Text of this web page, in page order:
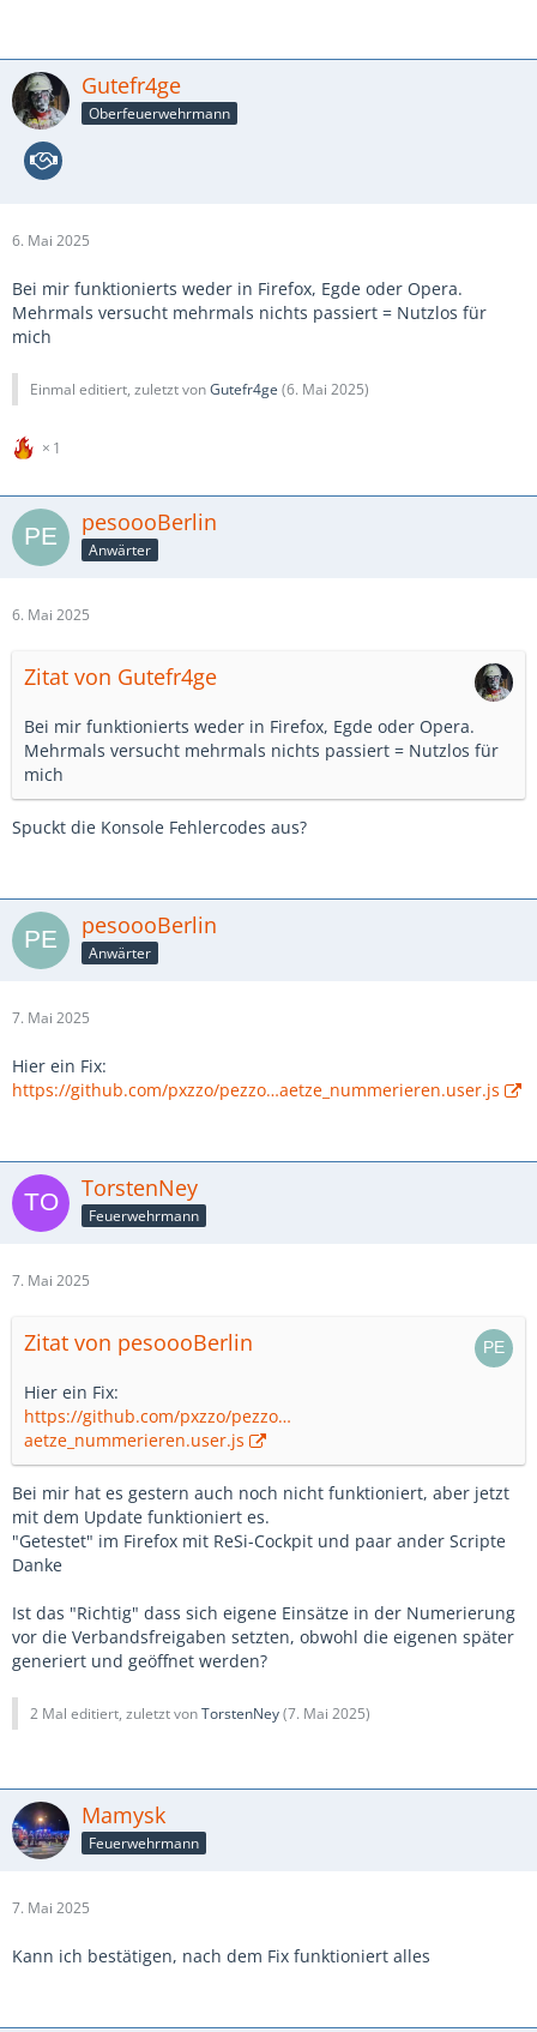
Gutefr4ge
Oberfeuerwehrmann
6. Mai 2025
Bei mir funktionierts weder in Firefox, Egde oder Opera.
Mehrmals versucht mehrmals nichts passiert = Nutzlos für
mich
Einmal editiert, zuletzt vonGutefr4ge (6. Mai 2025)
1
pesoooBerlin
Anwärter
6. Mai 2025
Zitat von Gutefr4ge
Bei mir funktionierts weder in Firefox, Egde oder Opera.
Mehrmals versucht mehrmals nichts passiert = Nutzlos für
mich
Spuckt die Konsole Fehlercodes aus?
pesoooBerlin
Anwärter
7. Mai 2025
Hier ein Fix:
https://github.com/pxzzo/pezzo…aetze_nummerieren.user.js
TorstenNey
Feuerwehrmann
7. Mai 2025
Zitat von pesoooBerlin
Hier ein Fix:
https://github.com/pxzzo/pezzo…
aetze_nummerieren.user.js
Bei mir hat es gestern auch noch nicht funktioniert, aber jetzt
mit dem Update funktioniert es.
"Getestet" im Firefox mit ReSi-Cockpit und paar ander Scripte
Danke
Ist das "Richtig" dass sich eigene Einsätze in der Numerierung
vor die Verbandsfreigaben setzten, obwohl die eigenen später
generiert und geöffnet werden?
2 Mal editiert, zuletzt vonTorstenNey(7. Mai 2025)
Mamysk
Feuerwehrmann
7. Mai 2025
Kann ich bestätigen, nach dem Fix funktioniert alles